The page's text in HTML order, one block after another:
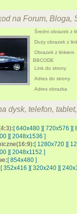
na Forum, Bloga,
Średni obrazek z
Duży obrazek z
Obrazek z linkiem
BBCODE
Link do strony
Adres do strony
Adres obrazka
dysk, telefon,
[ 640x480 ][ 720x576 ][
][ 2048x1536 ]
[ 1280x720 ][
][ 2048x1152 ]
[ 854x480 ]
[ 352x416 ][ 320x240 ][